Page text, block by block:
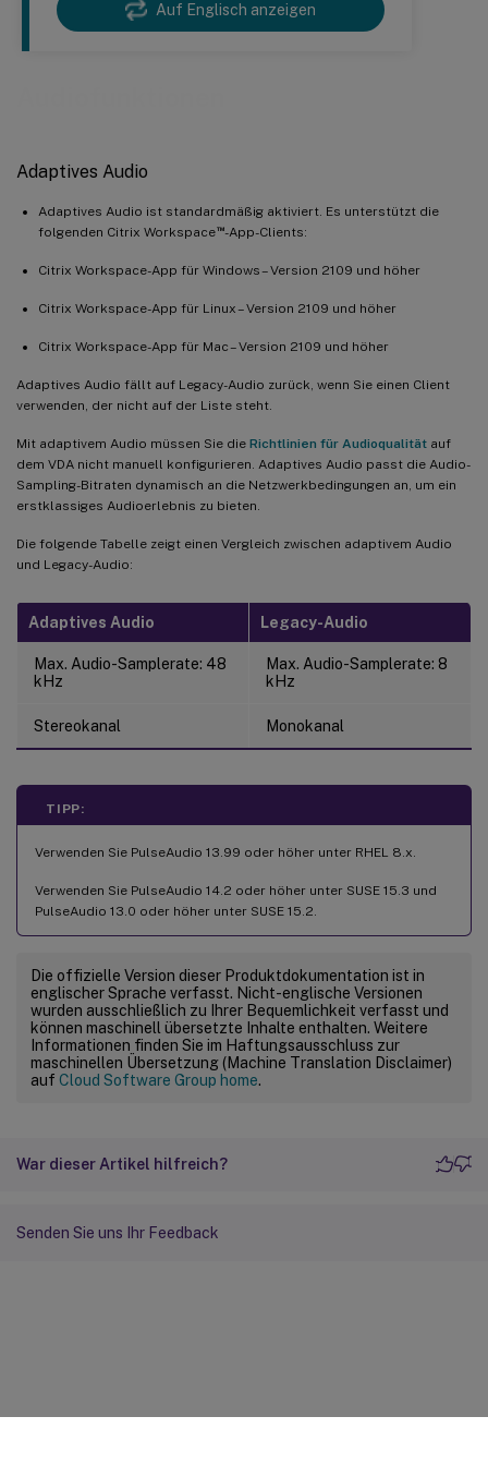
Auf Englisch anzeigen
Adaptives Audio
Adaptives Audio ist standardmäßig aktiviert. Es unterstützt die
folgenden Citrix Workspace™-App-Clients:
Citrix Workspace-App für Windows – Version 2109 und höher
Citrix Workspace-App für Linux – Version 2109 und höher
Citrix Workspace-App für Mac – Version 2109 und höher
Adaptives Audio fällt auf Legacy-Audio zurück, wenn Sie einen Client
verwenden, der nicht auf der Liste steht.
Mit adaptivem Audio müssen Sie die Richtlinien für Audioqualität auf
dem VDA nicht manuell konfigurieren. Adaptives Audio passt die Audio-
Sampling-Bitraten dynamisch an die Netzwerkbedingungen an, um ein
erstklassiges Audioerlebnis zu bieten.
Die folgende Tabelle zeigt einen Vergleich zwischen adaptivem Audio
und Legacy-Audio:
Adaptives Audio Legacy-Audio
Max. Audio-Samplerate: 48
kHz
Max. Audio-Samplerate: 8
kHz
Stereokanal Monokanal
TIPP:
Verwenden Sie PulseAudio 13.99 oder höher unter RHEL 8.x.
Verwenden Sie PulseAudio 14.2 oder höher unter SUSE 15.3 und
PulseAudio 13.0 oder höher unter SUSE 15.2.
Die offizielle Version dieser Produktdokumentation ist in
englischer Sprache verfasst. Nicht-englische Versionen
wurden ausschließlich zu Ihrer Bequemlichkeit verfasst und
können maschinell übersetzte Inhalte enthalten. Weitere
Informationen finden Sie im Haftungsausschluss zur
maschinellen Übersetzung (Machine Translation Disclaimer)
auf Cloud Software Group home.
War dieser Artikel hilfreich?
Senden Sie uns Ihr Feedback